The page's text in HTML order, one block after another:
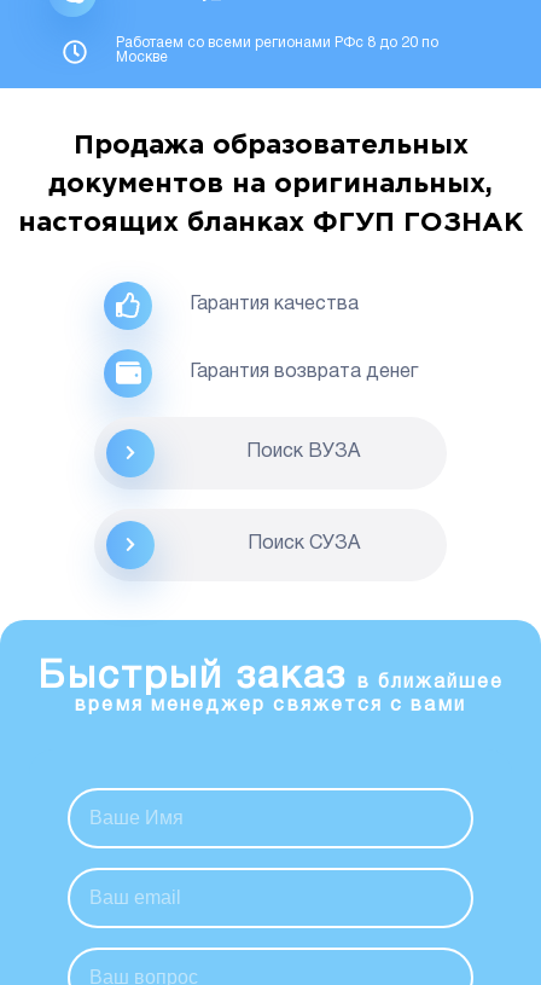
Работаем со всеми регионами РФс 8 до 20 по
Москве
Продажа образовательных
документов на оригинальных,
настоящих бланках ФГУП ГОЗНАК
Гарантия качества
Гарантия возврата денег
Поиск ВУЗА
Поиск CУЗА
Быстрый заказ
в ближайшее
время менеджер свяжется с вами